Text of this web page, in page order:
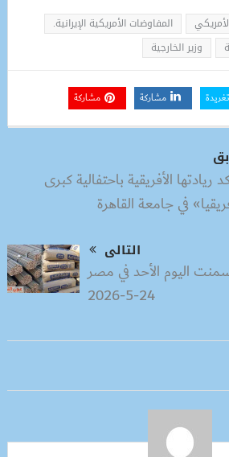
المفاوضات الأمريكية الإيرانية.
وزير الخارجية
تغريدة مشاركة مشاركة
الأفريقية باحتفالية كبرى
في جامعة القاهرة
التالى
اليوم الأحد في مصر
24-5-2026